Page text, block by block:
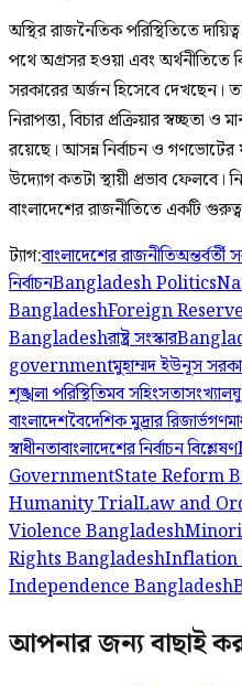
অস্থির রাজনৈতিক পরিস্থিতিতে
পথে অগ্রসর হওয়া এবং অর্থনীতিতে
সরকারের অর্জন হিসেবে দেখছেন।
নিরাপত্তা, বিচার প্রক্রিয়ার স্বচ্ছতা
রয়েছে। আসন্ন নির্বাচন ও
উদ্যোগ কতটা স্থায়ী প্রভাব ফেলবে।
বাংলাদেশের রাজনীতিতে একটি
ট্যাগ:বাংলাদেশের রাজনীতিঅন্তর্বর্তী
নির্বাচনBangladesh Politics
BangladeshForeign
Bangladeshরাষ্ট্র সংস্কার
governmentমুহাম্মদ ইউনূস
শৃঙ্খলা পরিস্থিতিমব সহিংসতাসংখ্যালঘু
বাংলাদেশবৈদেশিক মুদ্রার রিজার্ভ
স্বাধীনতাবাংলাদেশের নির্বাচন বিশ্লেষণ
GovernmentState Reform
Humanity TrialLaw and
Violence Bangladesh
Rights BangladeshInflation
Independence Bangladesh
আপনার জন্য বাছাই